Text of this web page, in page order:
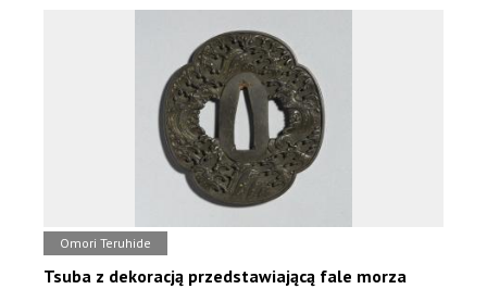
Omori Teruhide
Tsuba z dekoracją przedstawiającą fale morza